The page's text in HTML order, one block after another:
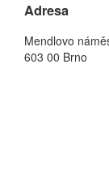
Adresa
Mendlovo
603 00 Brno